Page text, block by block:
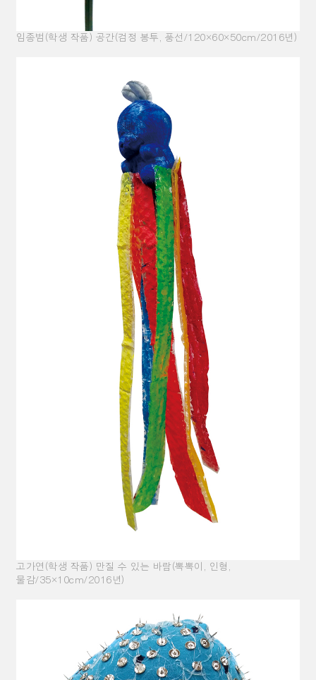
임종범(학생 작품) 공간(검정 봉투, 풍선/120×60×50cm/2016년)
고가연(학생 작품) 만질 수 있는 바람(뽁뽁이, 인형,
물감/35×10cm/2016년)